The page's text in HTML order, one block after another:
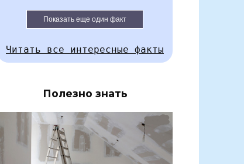
Показать еще один факт
Читать все интересные факты
Полезно знать